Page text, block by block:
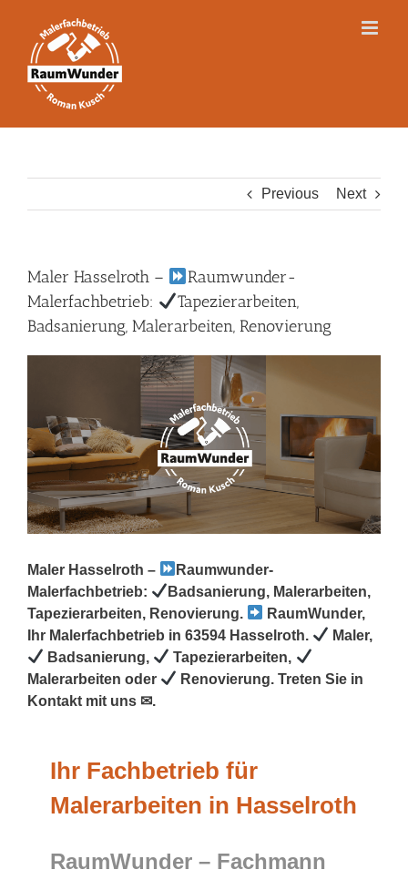
content
Previous Next
Maler Hasselroth –
Raumwunder-
Malerfachbetrieb:
Tapezierarbeiten,
Badsanierung, Malerarbeiten, Renovierung
Maler Hasselroth –
Raumwunder-
Malerfachbetrieb:
Badsanierung, Malerarbeiten,
Tapezierarbeiten, Renovierung.
RaumWunder,
Ihr Malerfachbetrieb in 63594 Hasselroth.
Maler,
Badsanierung,
Tapezierarbeiten,
Malerarbeiten oder
Renovierung. Treten Sie in
Kontakt mit uns ✉.
Ihr Fachbetrieb für
Malerarbeiten in Hasselroth
RaumWunder – Fachmann